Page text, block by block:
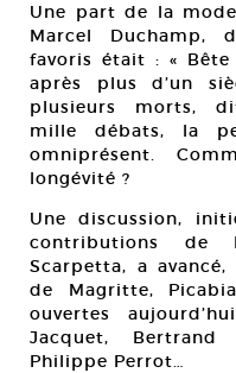
Une part de la
Marcel Duchamp,
favoris était : «
après plus d’un
plusieurs morts,
mille débats, la
omniprésent.
longévité ?
Une discussion,
contributions de
Scarpetta, a
de Magritte,
ouvertes
Jacquet, Bertrand
Philippe Perrot…